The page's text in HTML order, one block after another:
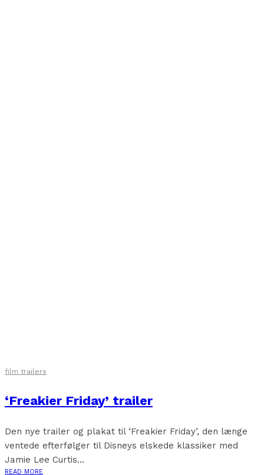
film trailers
‘Freakier Friday’ trailer
Den nye trailer og plakat til ‘Freakier Friday’, den længe
ventede efterfølger til Disneys elskede klassiker med
Jamie Lee Curtis...
READ MORE